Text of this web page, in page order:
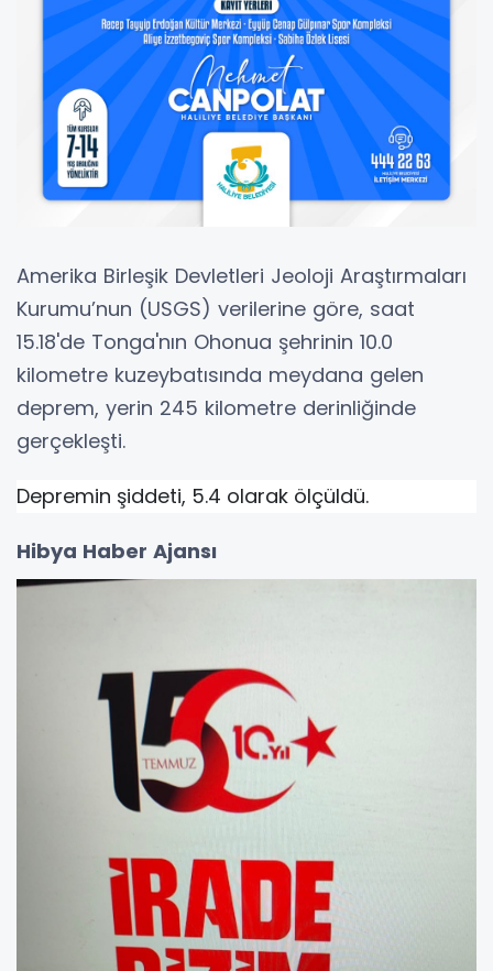
Amerika Birleşik Devletleri Jeoloji Araştırmaları
Kurumu’nun (USGS) verilerine göre, saat
15.18'de Tonga'nın Ohonua şehrinin 10.0
kilometre kuzeybatısında meydana gelen
deprem, yerin 245 kilometre derinliğinde
gerçekleşti.
Depremin şiddeti, 5.4 olarak ölçüldü.
Hibya Haber Ajansı